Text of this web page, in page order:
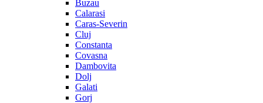
Buzau
Calarasi
Caras-Severin
Cluj
Constanta
Covasna
Dambovita
Dolj
Galati
Gorj